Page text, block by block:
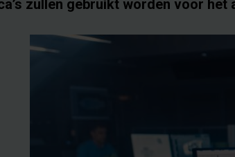
zullen gebruikt worden voor het